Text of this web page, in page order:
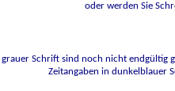
oder werden Sie
Schrift sind noch nicht endgültig
Zeitangaben in dunkelblauer